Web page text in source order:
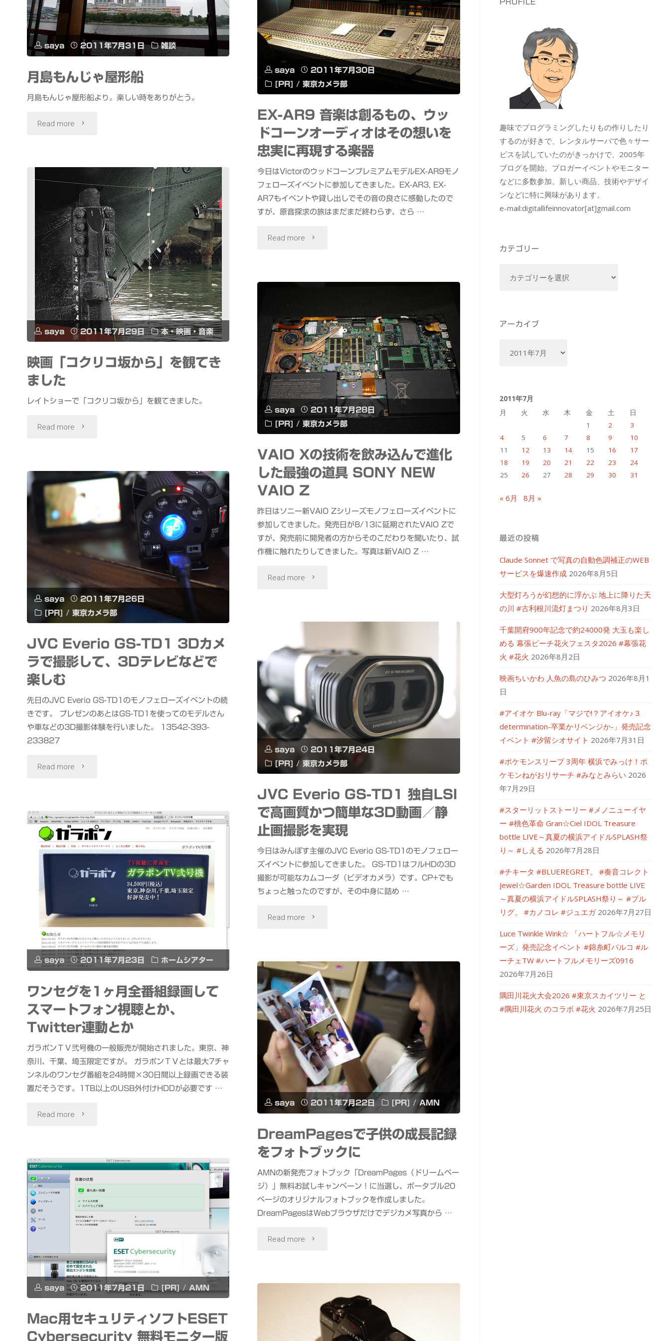
saya 2011年7月31日 雑談
月島もんじゃ屋形船
月島もんじゃ屋形船より。楽しい時をありがとう。
Read more "月
も
ん
じ
ゃ
屋
形
船"
saya
2011年7月30日
[PR] / 東京カメラ部
EX-AR9 音楽は創るもの、ウッ
ドコーンオーディオはその想いを
忠実に再現する楽器
今日はVictorのウッドコーンプレミアムモデルEX-AR9モノ
フェローズイベントに参加してきました。EX-AR3, EX-
AR7もイベントや貸し出しでその音の良さに感動したので
すが、原音探求の旅はまだまだ終わらず、さら …
Read more "EX-
音
は
創
る
も
の、
ッ
ド
コ
ー
ン
オ
オ
は
そ
の
想
い
を
忠
に
再
楽
器"
saya 2011年7月29日 本・映画・音楽
映画「コクリコ坂から」を観てき
ました
レイトショーで「コクリコ坂から」を観てきました。
Read more "映
「コ
ク
リ
か
観
ま
た"
saya
2011年7月28日
[PR] / 東京カメラ部
VAIO Xの技術を飲み込んで進化
した最強の道具 SONY NEW
VAIO Z
昨日はソニー新VAIO Zシリーズモノフェローズイベントに
参加してきました。発売日が8/13に延期されたVAIO Zで
すが、発売前に開発者の方からそのこだわりを聞いたり、試
作機に触れたりしてきました。写真は新VAIO Z …
Read more "VAIO
の
術
を
飲
み
で
進
化
し
た
最
道
具
SONY
NEW
VAIO
Z"
saya
2011年7月26日
[PR]
/ 東京カメラ部
JVC Everio GS-TD1 3Dカメ
ラで撮影して、3Dテレビなどで
楽しむ
先日のJVC Everio GS-TD1のモノフェローズイベントの続
きです。 プレゼンのあとはGS-TD1を使ってのモデルさん
や車などの3D撮影体験を行いました。 13542-393-
233827
Read more "JVC
TD1
3D
カ
で
撮
影
し
て、
3D
テ
ど
で
楽
む"
saya
2011年7月24日
[PR] / 東京カメラ部
JVC Everio GS-TD1 独自LSI
で高画質かつ簡単な3D動画／静
止画撮影を実現
今日はみんぽす主催のJVC Everio GS-TD1のモノフェロー
ズイベントに参加してきました。 GS-TD1はフルHDの3D
撮影が可能なカムコーダ（ビデオカメラ）です。CP+でも
ちょっと触ったのですが、その中身に詰め …
Read more "JVC
GS-
TD1
独
自
LSI
で
質
つ
簡
saya 2011年7月23日 ホームシアター
ワンセグを1ヶ月全番組録画して
スマートフォン視聴とか、
Twitter連動とか
ガラポンＴＶ弐号機の一般販売が開始されました。東京、神
奈川、千葉、埼玉限定ですが。 ガラポンＴＶとは最大7チャ
ンネルのワンセグ番組を24時間×30日間以上録画できる装
置だそうです。1TB以上のUSB外付けHDDが必要です …
Read more "ワ
セ
グ
を
1
月
全
番
組
saya 2011年7月22日 [PR] / AMN
DreamPagesで子供の成長記録
をフォトブックに
AMNの新発売フォトブック「DreamPages（ドリームペー
ジ）」無料お試しキャンペーン！に当選し、ポータブル20
ページのオリジナルフォトブックを作成しました。
DreamPagesはWebブラウザだけでデジカメ写真から …
Read more "DreamPages
子
saya 2011年7月21日 [PR] / AMN
Mac用セキュリティソフトESET
Cybersecurity 無料モニター版
PROFILE
趣味でプログラミングしたりもの作りしたり
するのが好きで、レンタルサーバで色々サー
ビスを試していたのがきっかけで、2005年
ブログを開始。ブロガーイベントやモニター
などに多数参加。新しい商品、技術やデザイ
ンなどに特に興味があります。
e-mail:digitallifeinnovator[at]gmail.com
カテゴリー
ー
アーカイブ
ブ
2011年7月
月
火 水 木 金 土
日
1
2
3
4
5 6 7 8 9
10
11
12 13 14 15 16
17
18
19 20 21 22 23
24
25
26 27 28 29 30 31
« 6月 8月 »
最近の投稿
Claude Sonnet で写真の自動色調補正のWEB
サービスを爆速作成 2026年8月5日
大型灯ろうが幻想的に浮かぶ 地上に降りた天
の川 #古利根川流灯まつり 2026年8月3日
千葉開府900年記念で約24000発 大玉も楽し
める 幕張ビーチ花火フェスタ2026 #幕張花
火 #花火 2026年8月2日
映画ちいかわ 人魚の島のひみつ 2026年8月1
日
#アイオケ Blu-ray「マジで!？アイオケ♪３
determination-卒業かリベンジか-」発売記念
イベント #汐留シオサイト 2026年7月31日
#ポケモンスリープ 3周年 横浜でみっけ！ポ
ケモンねがおリサーチ #みなとみらい 2026
年7月29日
#スターリットストーリー #メノニューイヤ
ー #桃色革命 Gran☆Ciel IDOL Treasure
bottle LIVE～真夏の横浜アイドルSPLASH祭
り～ #しえる 2026年7月28日
#チキータ #BLUEREGRET。 #奏音コレクト
Jewel☆Garden IDOL Treasure bottle LIVE
～真夏の横浜アイドルSPLASH祭り～ #ブル
リグ。 #カノコレ #ジュエガ 2026年7月27日
Luce Twinkle Wink☆ 「ハートフル☆メモリ
ーズ」発売記念イベント #錦糸町パルコ #ル
ーチェTW #ハートフルメモリーズ0916
2026年7月26日
隅田川花火大会2026 #東京スカイツリー と
#隅田川花火 のコラボ #花火 2026年7月25日